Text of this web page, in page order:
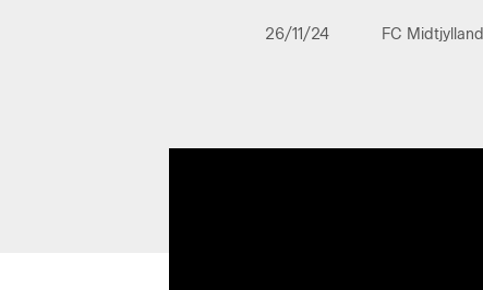
26/11/24 FC Midtjylland